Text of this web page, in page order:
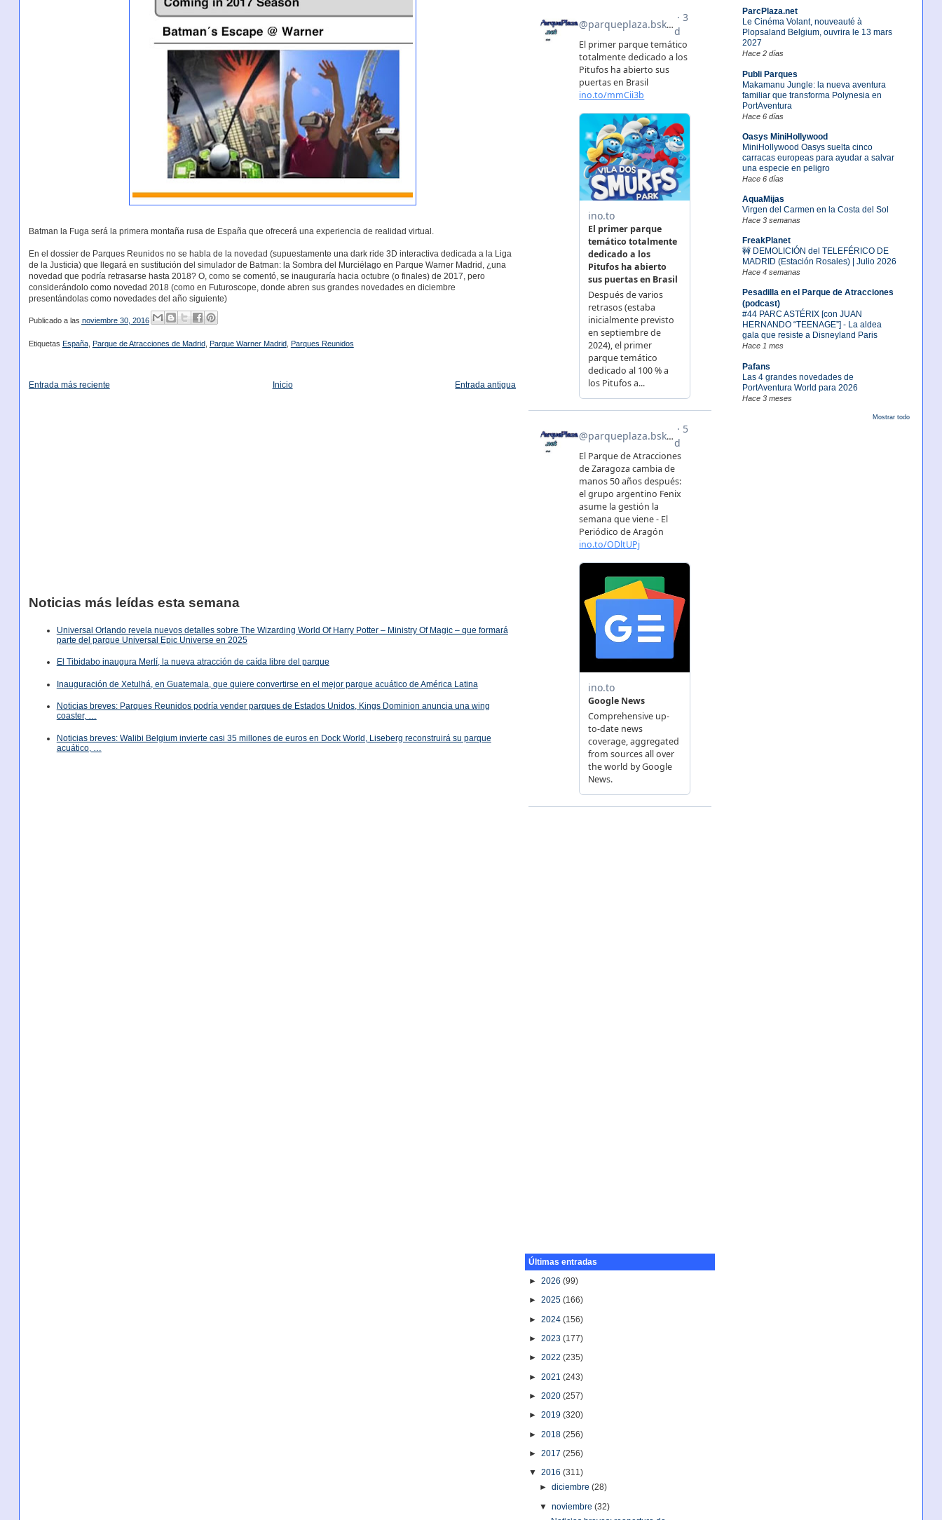
ParcPlaza.net
Le Cinéma Volant, nouveauté à
Plopsaland Belgium, ouvrira le 13 mars
2027
Hace 2 días
Publi Parques
Makamanu Jungle: la nueva aventura
familiar que transforma Polynesia en
PortAventura
Hace 6 días
Oasys MiniHollywood
MiniHollywood Oasys suelta cinco
carracas europeas para ayudar a salvar
una especie en peligro
Hace 6 días
AquaMijas
Virgen del Carmen en la Costa del Sol
Hace 3 semanas
FreakPlanet
🚧 DEMOLICIÓN del TELEFÉRICO DE
MADRID (Estación Rosales) | Julio 2026
Hace 4 semanas
Pesadilla en el Parque de Atracciones
(podcast)
#44 PARC ASTÉRIX [con JUAN
HERNANDO “TEENAGE”] - La aldea
gala que resiste a Disneyland Paris
Hace 1 mes
Pafans
Las 4 grandes novedades de
PortAventura World para 2026
Hace 3 meses
Mostrar todo
Batman la Fuga será la primera montaña rusa de España que ofrecerá una experiencia de realidad virtual.
En el dossier de Parques Reunidos no se habla de la novedad (supuestamente una dark ride 3D interactiva dedicada a la Liga
de la Justicia) que llegará en sustitución del simulador de Batman: la Sombra del Murciélago en Parque Warner Madrid, ¿una
novedad que podría retrasarse hasta 2018? O, como se comentó, se inauguraría hacia octubre (o finales) de 2017, pero
considerándolo como novedad 2018 (como en Futuroscope, donde abren sus grandes novedades en diciembre
presentándolas como novedades del año siguiente)
Publicado a las noviembre 30, 2016
Etiquetas España, Parque de Atracciones de Madrid, Parque Warner Madrid, Parques Reunidos
Entrada más reciente Entrada antigua
Inicio
Noticias más leídas esta semana
Universal Orlando revela nuevos detalles sobre The Wizarding World Of Harry Potter – Ministry Of Magic – que formará
parte del parque Universal Epic Universe en 2025
El Tibidabo inaugura Merlí, la nueva atracción de caída libre del parque
Inauguración de Xetulhá, en Guatemala, que quiere convertirse en el mejor parque acuático de América Latina
Noticias breves: Parques Reunidos podría vender parques de Estados Unidos, Kings Dominion anuncia una wing
coaster, …
Noticias breves: Walibi Belgium invierte casi 35 millones de euros en Dock World, Liseberg reconstruirá su parque
acuático, …
Últimas entradas
►2026(99)
►2025(166)
►2024(156)
►2023(177)
►2022(235)
►2021(243)
►2020(257)
►2019(320)
►2018(256)
►2017(256)
▼2016(311)
►diciembre(28)
▼noviembre(32)